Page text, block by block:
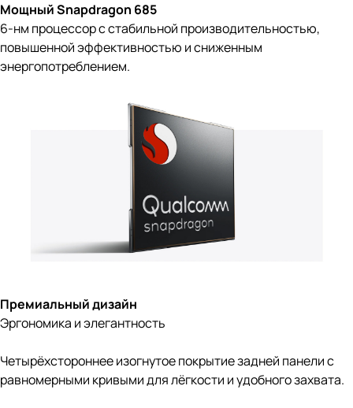
Мощный Snapdragon 685
6-нм процессор с стабильной производительностью,
повышенной эффективностью и сниженным
энергопотреблением.
Премиальный дизайн
Эргономика и элегантность
Четырёхстороннее изогнутое покрытие задней панели с
равномерными кривыми для лёгкости и удобного захвата.